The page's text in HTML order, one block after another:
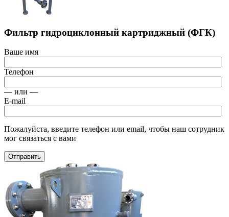
Фильтр гидроциклонный картриджный (ФГК)
Ваше имя
Телефон
— или —
E-mail
Пожалуйста, введите телефон или email, чтобы наш сотрудник
мог связаться с вами
Отправить